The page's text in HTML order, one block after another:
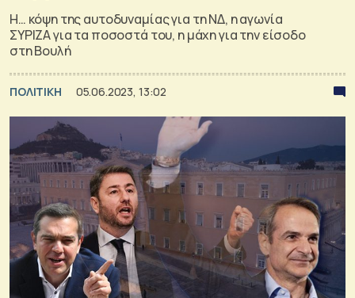
Η… κόψη της αυτοδυναμίας για τη ΝΔ, η αγωνία
ΣΥΡΙΖΑ για τα ποσοστά του, η μάχη για την είσοδο
στη Βουλή
ΠΟΛΙΤΙΚΗ 05.06.2023, 13:02